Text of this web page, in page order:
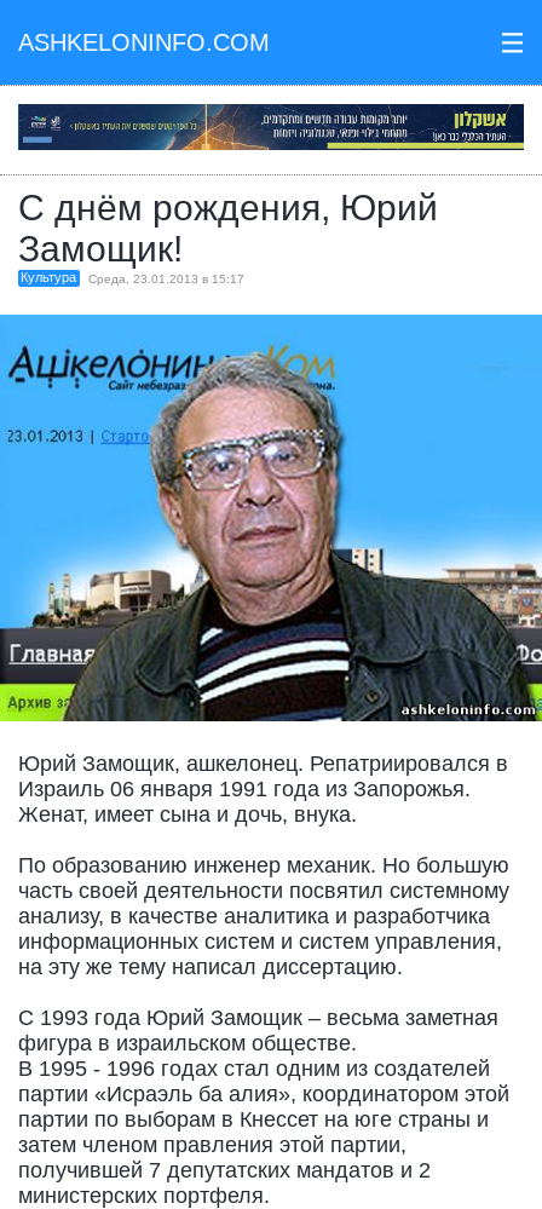
ASHKELONINFO.COM III
С днём рождения, Юрий
Замощик!
Культура Среда, 23.01.2013 в 15:17
Юрий Замощик, ашкелонец. Репатриировался в
Израиль 06 января 1991 года из Запорожья.
Женат, имеет сына и дочь, внука.
По образованию инженер механик. Но большую
часть своей деятельности посвятил системному
анализу, в качестве аналитика и разработчика
информационных систем и систем управления,
на эту же тему написал диссертацию.
С 1993 года Юрий Замощик – весьма заметная
фигура в израильском обществе.
В 1995 - 1996 годах стал одним из создателей
партии «Исраэль ба алия», координатором этой
партии по выборам в Кнессет на юге страны и
затем членом правления этой партии,
получившей 7 депутатских мандатов и 2
министерских портфеля.